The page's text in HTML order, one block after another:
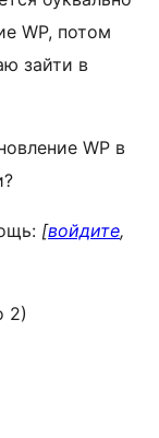
WP, потом
зайти в
WP в
[войдите,
2)